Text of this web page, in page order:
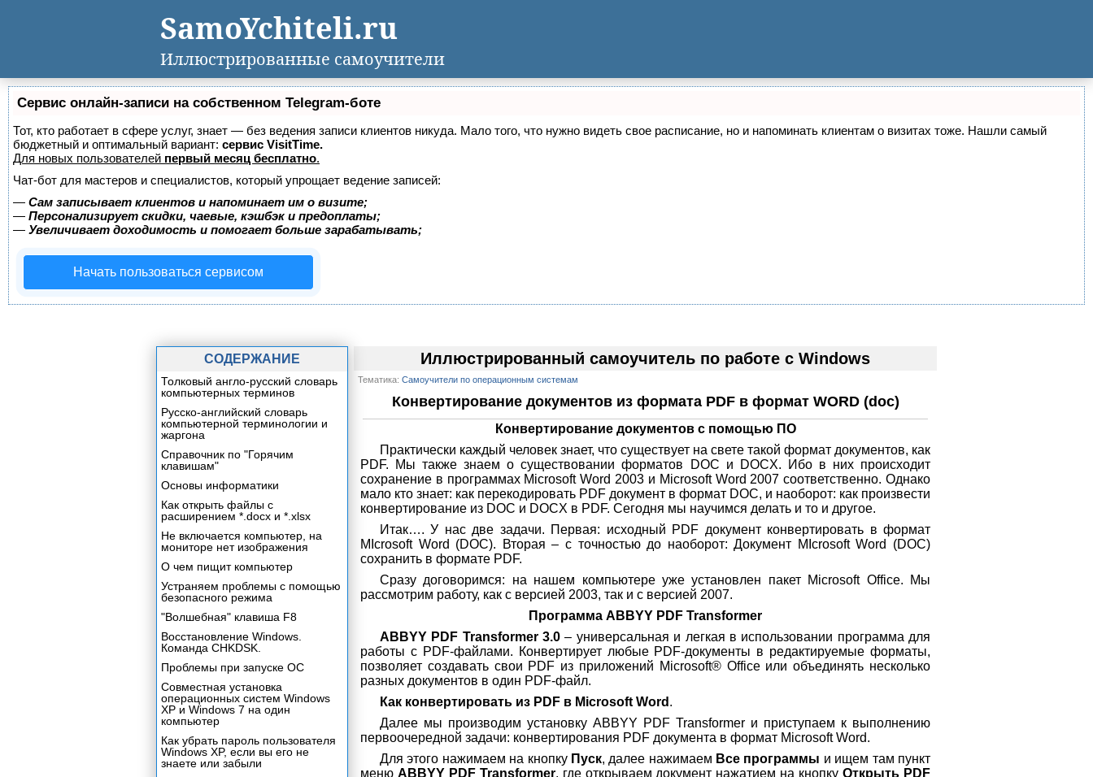
Сервис онлайн-записи на собственном Telegram-боте
Тот, кто работает в сфере услуг, знает — без ведения записи клиентов никуда. Мало того, что нужно видеть свое расписание, но и напоминать клиентам о визитах тоже. Нашли самый
бюджетный и оптимальный вариант: сервис VisitTime.
Для новых пользователей первый месяц бесплатно.
Чат-бот для мастеров и специалистов, который упрощает ведение записей:
— Сам записывает клиентов и напоминает им о визите;
— Персонализирует скидки, чаевые, кэшбэк и предоплаты;
— Увеличивает доходимость и помогает больше зарабатывать;
Начать пользоваться сервисом
Иллюстрированный самоучитель по работе с Windows
Тематика: Самоучители по операционным системам
Конвертирование документов из формата PDF в формат WORD (doc)
Конвертирование документов с помощью ПО
Практически каждый человек знает, что существует на свете такой формат документов, как
PDF. Мы также знаем о существовании форматов DOC и DOCX. Ибо в них происходит
сохранение в программах Microsoft Word 2003 и Microsoft Word 2007 соответственно. Однако
мало кто знает: как перекодировать PDF документ в формат DOC, и наоборот: как произвести
конвертирование из DOC и DOCX в PDF. Сегодня мы научимся делать и то и другое.
Итак…. У нас две задачи. Первая: исходный PDF документ конвертировать в формат
MIcrosoft Word (DOC). Вторая – с точностью до наоборот: Документ MIcrosoft Word (DOC)
сохранить в формате PDF.
Сразу договоримся: на нашем компьютере уже установлен пакет Microsoft Office. Мы
рассмотрим работу, как с версией 2003, так и с версией 2007.
Программа ABBYY PDF Transformer
ABBYY PDF Transformer 3.0 – универсальная и легкая в использовании программа для
работы с PDF-файлами. Конвертирует любые PDF-документы в редактируемые форматы,
позволяет создавать свои PDF из приложений Microsoft® Office или объединять несколько
разных документов в один PDF-файл.
Как конвертировать из PDF в Microsoft Word .
Далее мы производим установку ABBYY PDF Transformer и приступаем к выполнению
первоочередной задачи: конвертирования PDF документа в формат Microsoft Word.
Для этого нажимаем на кнопку Пуск, далее нажимаем Все программы и ищем там пункт
меню ABBYY PDF Transformer, где открываем документ нажатием на кнопкуОткрыть PDF
СОДЕРЖАНИЕ
Толковый англо-русский словарь
компьютерных терминов
Русско-английский словарь
компьютерной терминологии и
жаргона
Справочник по "Горячим
клавишам"
Основы информатики
Как открыть файлы с
расширением *.docx и *.xlsx
Не включается компьютер, на
мониторе нет изображения
О чем пищит компьютер
Устраняем проблемы с помощью
безопасного режима
"Волшебная" клавиша F8
Восстановление Windows.
Команда CHKDSK.
Проблемы при запуске ОС
Совместная установка
операционных систем Windows
XP и Windows 7 на один
компьютер
Как убрать пароль пользователя
Windows XP, если вы его не
знаете или забыли
SamoYchiteli.ru
Иллюстрированные самоучители